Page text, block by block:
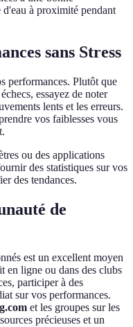
à proximité pendant
sans Stress
performances. Plutôt que
essayez de noter
lents et les erreurs.
vos faiblesses vous
ou des applications
des statistiques sur vos
des tendances.
de
est un excellent moyen
en ligne ou dans des clubs
participer à des
sur vos performances.
et les groupes sur les
précieuses et un